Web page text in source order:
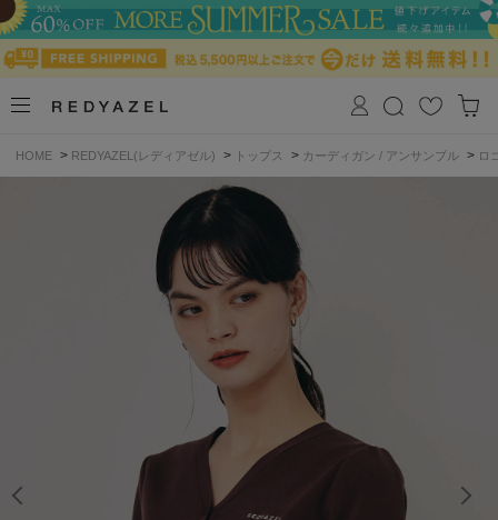
HOME > REDYAZEL(レディアゼル) > トップス > カーディガン / アンサンブル > ロ